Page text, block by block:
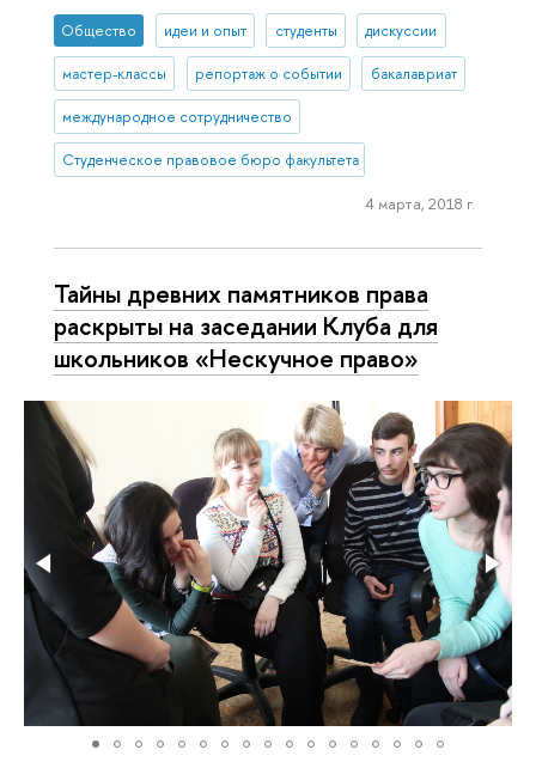
Общество идеи и опыт студенты дискуссии
мастер-классы репортаж о событии бакалавриат
международное сотрудничество
Студенческое правовое бюро факультета права (Нижний
4 марта, 2018 г.
Тайны древних памятников права
раскрыты на заседании Клуба для
школьников «Нескучное право»